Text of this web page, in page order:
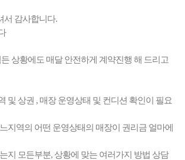
서 감사합니다.
상황에도 매달 안전하게 계약진행 해 드리고
및 상권 , 매장 운영상태 및 컨디션 확인이 필요
지역의 어떤 운영상태의 매장이 권리금 얼마에
지 모든부분, 상황에 맞는 여러가지 방법 상담